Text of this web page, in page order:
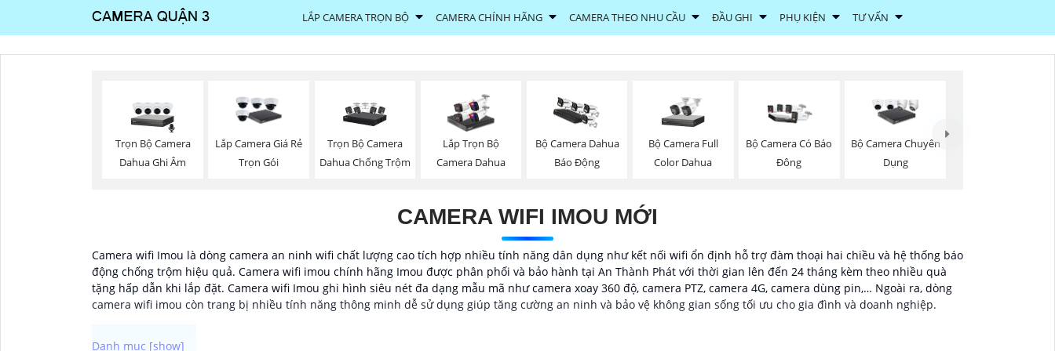
LẮP CAMERA TRỌN BỘ CAMERA CHÍNH HÃNG CAMERA THEO NHU CẦU ĐẦU GHI PHỤ KIỆN TƯ VẤN
Trọn Bộ Camera
Dahua Ghi Âm
Lắp Camera Giá Rẻ
Trọn Gói
Trọn Bộ Camera
Dahua Chống Trộm
Lắp Trọn Bộ
Camera Dahua
Bộ Camera Dahua
Báo Động
Bộ Camera Full
Color Dahua
Bộ Camera Có Báo
Đông
Bộ Camera Chuyên
Dụng
CAMERA WIFI IMOU MỚI
Camera wifi Imou là dòng camera an ninh wifi chất lượng cao tích hợp nhiều tính năng dân dụng như kết nối wifi ổn định hỗ trợ đàm thoại hai chiều và hệ thống báo
động chống trộm hiệu quả. Camera wifi imou chính hãng Imou được phân phối và bảo hành tại An Thành Phát với thời gian lên đến 24 tháng kèm theo nhiều quà
tặng hấp dẫn khi lắp đặt. Camera wifi Imou ghi hình siêu nét đa dạng mẫu mã như camera xoay 360 độ, camera PTZ, camera 4G, camera dùng pin,… Ngoài ra, dòng
camera wifi imou còn trang bị nhiều tính năng thông minh dễ sử dụng giúp tăng cường an ninh và bảo vệ không gian sống tối ưu cho gia đình và doanh nghiệp.